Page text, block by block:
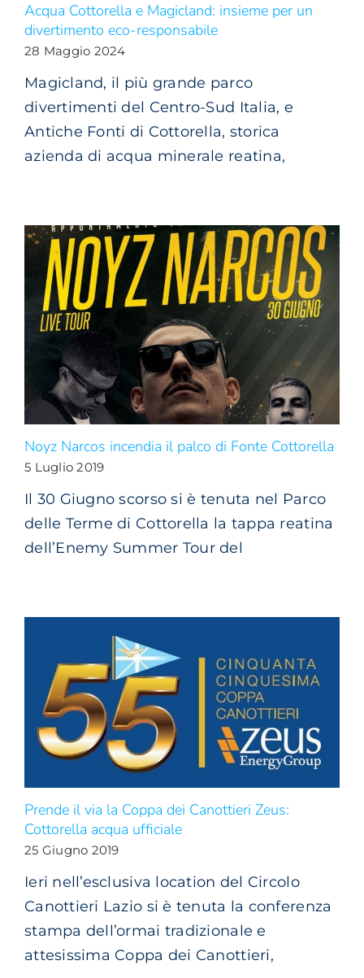
Acqua Cottorella e Magicland: insieme per un
divertimento eco-responsabile
28 Maggio 2024
Magicland, il più grande parco
divertimenti del Centro-Sud Italia, e
Antiche Fonti di Cottorella, storica
azienda di acqua minerale reatina,
Noyz Narcos incendia il palco di Fonte Cottorella
5 Luglio 2019
Il 30 Giugno scorso si è tenuta nel Parco
delle Terme di Cottorella la tappa reatina
dell’Enemy Summer Tour del
Prende il via la Coppa dei Canottieri Zeus:
Cottorella acqua ufficiale
25 Giugno 2019
Ieri nell’esclusiva location del Circolo
Canottieri Lazio si è tenuta la conferenza
stampa dell’ormai tradizionale e
attesissima Coppa dei Canottieri,